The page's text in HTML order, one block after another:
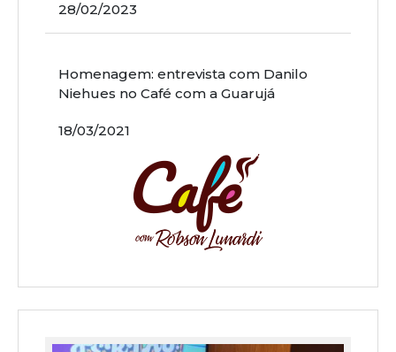
28/02/2023
Homenagem: entrevista com Danilo
Niehues no Café com a Guarujá
18/03/2021